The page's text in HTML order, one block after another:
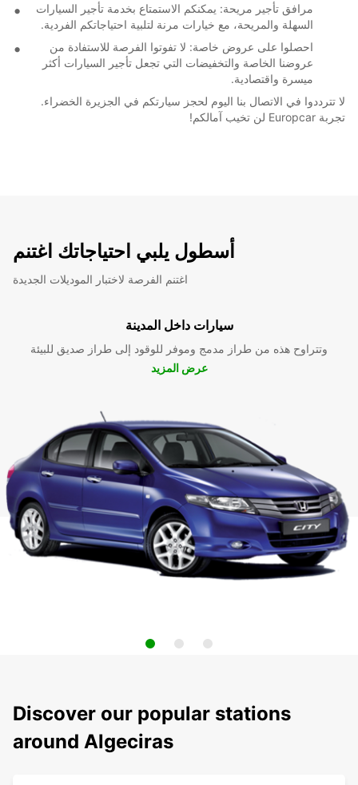
مرافق تأجير مريحة: يمكنكم الاستمتاع بخدمة تأجير السيارات
السهلة والمريحة، مع خيارات مرنة لتلبية احتياجاتكم الفردية.
احصلوا على عروض خاصة: لا تفوتوا الفرصة للاستفادة من
عروضنا الخاصة والتخفيضات التي تجعل تأجير السيارات أكثر
ميسرة واقتصادية.
لا تترددوا في الاتصال بنا اليوم لحجز سيارتكم في الجزيرة الخضراء.
تجربة Europcar لن تخيب آمالكم!
أسطول يلبي احتياجاتك اغتنم
اغتنم الفرصة لاختبار الموديلات الجديدة
سيارات داخل المدينة
وتتراوح هذه من طراز مدمج وموفر للوقود إلى طراز صديق للبيئة
عرض المزيد
Discover our popular stations
around Algeciras